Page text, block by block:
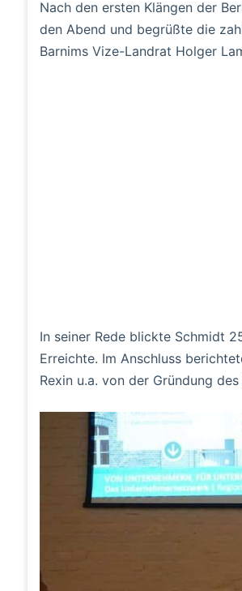
Nach den ersten Klängen der
den Abend und begrüßte die
Barnims Vize-Landrat Holger
In seiner Rede blickte Schmidt
Erreichte. Im Anschluss
Rexin u.a. von der Gründung